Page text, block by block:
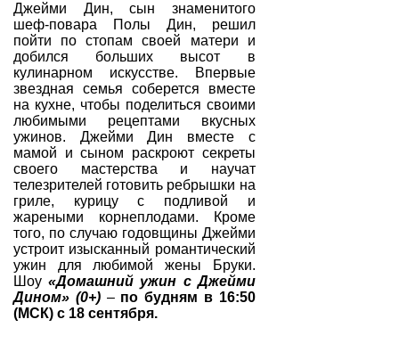
Джейми Дин, сын знаменитого
шеф-повара Полы Дин, решил
пойти по стопам своей матери и
добился больших высот в
кулинарном искусстве. Впервые
звездная семья соберется вместе
на кухне, чтобы поделиться своими
любимыми рецептами вкусных
ужинов. Джейми Дин вместе с
мамой и сыном раскроют секреты
своего мастерства и научат
телезрителей готовить ребрышки на
гриле, курицу с подливой и
жареными корнеплодами. Кроме
того, по случаю годовщины Джейми
устроит изысканный романтический
ужин для любимой жены Бруки.
Шоу«Домашний ужин с Джейми
Дином» (0+) – по будням в 16:50
(МСК) с 18 сентября.